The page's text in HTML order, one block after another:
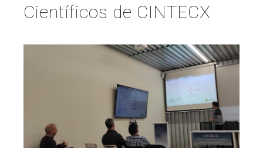
Buscar
Científicos de CINTECX